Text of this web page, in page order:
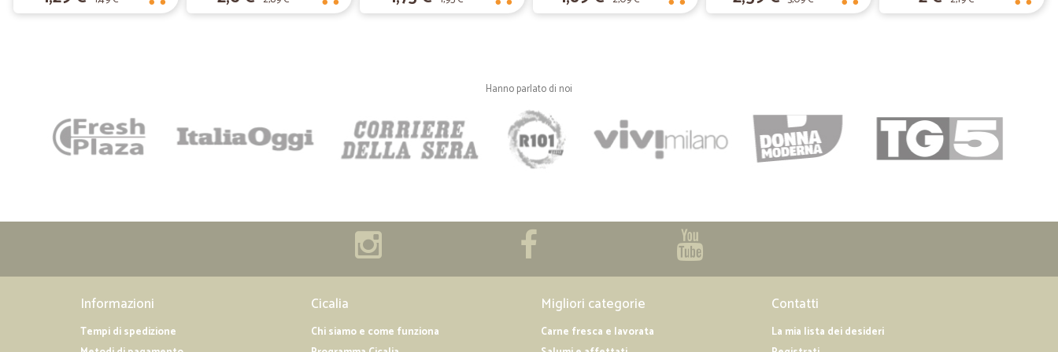
Hanno parlato di noi
Informazioni
Tempi di spedizione
Cicalia
Chi siamo e come funziona
Migliori categorie
Carne fresca e lavorata
Contatti
La mia lista dei desideri